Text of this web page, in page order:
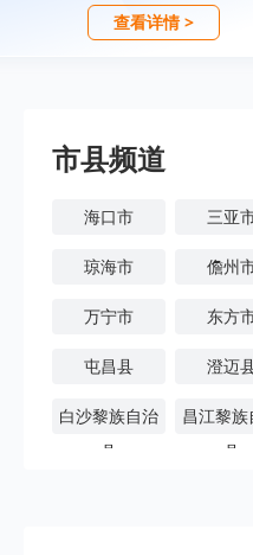
查看详情 >
市县频道
海口市 三亚
琼海市 儋州
万宁市 东方
屯昌县 澄迈
白沙黎族自治
县
昌江黎族
县